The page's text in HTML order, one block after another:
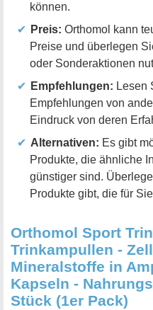
können.
Preis: Orthomol kann
Preise und überlegen
oder Sonderaktionen
Empfehlungen: Lesen
Empfehlungen von
Eindruck von deren
Alternativen: Es gibt
Produkte, die ähnliche
günstiger sind.
Produkte gibt, die für
Orthomol Sport
Trinkampullen -
Mineralstoffe in
Kapseln -
Stück (1er Pack)